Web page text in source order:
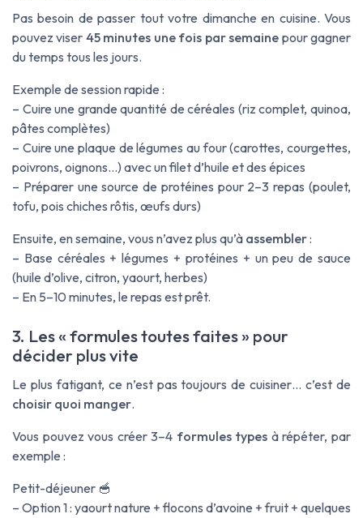
Pas besoin de passer tout votre dimanche en cuisine. Vous
pouvez viser 45 minutes une fois par semaine pour gagner
du temps tous les jours.
Exemple de session rapide :
– Cuire une grande quantité de céréales (riz complet, quinoa,
pâtes complètes)
– Cuire une plaque de légumes au four (carottes, courgettes,
poivrons, oignons…) avec un filet d’huile et des épices
– Préparer une source de protéines pour 2–3 repas (poulet,
tofu, pois chiches rôtis, œufs durs)
Ensuite, en semaine, vous n’avez plus qu’à assembler:
– Base céréales + légumes + protéines + un peu de sauce
(huile d’olive, citron, yaourt, herbes)
– En 5–10 minutes, le repas est prêt.
3. Les « formules toutes faites » pour
décider plus vite
Le plus fatigant, ce n’est pas toujours de cuisiner… c’est de
choisir quoi manger.
Vous pouvez vous créer 3–4 formules types à répéter, par
exemple :
Petit-déjeuner 🥣
– Option 1 : yaourt nature + flocons d’avoine + fruit + quelques